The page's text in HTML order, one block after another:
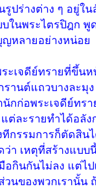
รูปร่างต่าง ๆ อยู่ใ
ในพระไตรปิฎก พู
หลายอย่างหน่อย
ะเจดีย์ทรายที่ขึ้น
รานต์แถวบางละมุ
นักก่อพระเจดีย์ทร
ต่ละรายทำได้อลัง
ทีกรรมการก็ตัดสิน
า เหตุที่สร้างแบบ
อกินกันไม่ลง แต่ไ
วนของพวกเรานั้น